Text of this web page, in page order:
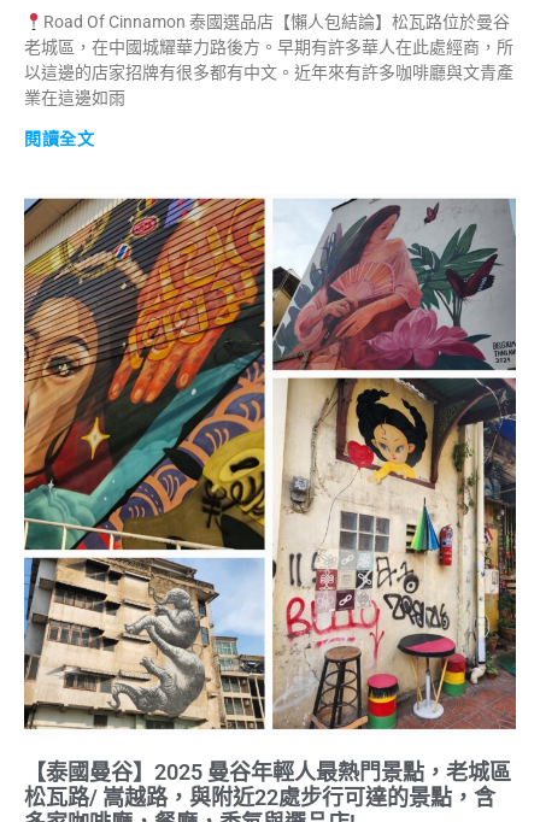
Road Of Cinnamon 泰國選品店【懶人包結論】松瓦路位於曼谷
老城區，在中國城耀華力路後方。早期有許多華人在此處經商，所
以這邊的店家招牌有很多都有中文。近年來有許多咖啡廳與文青產
業在這邊如雨
閱讀全文
【泰國曼谷】2025 曼谷年輕人最熱門景點，老城區
松瓦路/ 嵩越路，與附近22處步行可達的景點，含